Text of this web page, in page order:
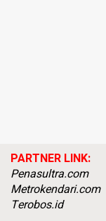
PARTNER LINK:
Penasultra.com
Metrokendari.com
Terobos.id